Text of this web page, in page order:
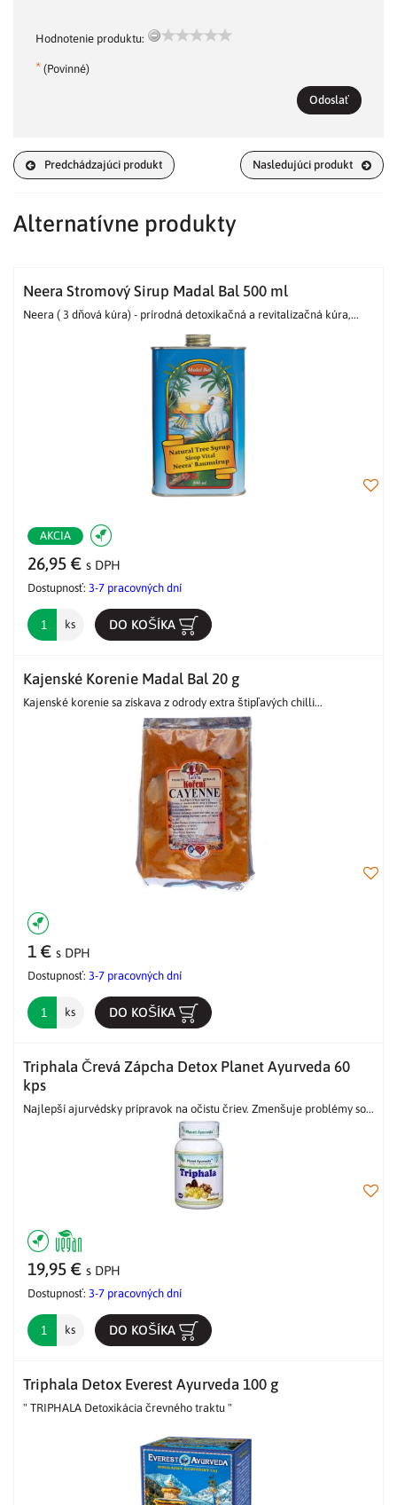
Hodnotenie produktu:
* (Povinné)
Odoslať
Predchádzajúci produkt Nasledujúci produkt
Alternatívne produkty
Neera Stromový Sirup Madal Bal 500 ml
Neera ( 3 dňová kúra) - prírodná detoxikačná a revitalizačná kúra,...
AKCIA
26,95 € s DPH
Dostupnosť: 3-7 pracovných dní
ks DO KOŠÍKA
Kajenské Korenie Madal Bal 20 g
Kajenské korenie sa získava z odrody extra štipľavých chilli...
1 € s DPH
Dostupnosť: 3-7 pracovných dní
ks DO KOŠÍKA
Triphala Črevá Zápcha Detox Planet Ayurveda 60
kps
Najlepší ajurvédsky prípravok na očistu čriev. Zmenšuje problémy so...
19,95 € s DPH
Dostupnosť: 3-7 pracovných dní
ks DO KOŠÍKA
Triphala Detox Everest Ayurveda 100 g
" TRIPHALA Detoxikácia črevného traktu "